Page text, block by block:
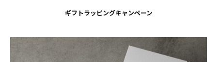
ギフトラッピングキャンペーン